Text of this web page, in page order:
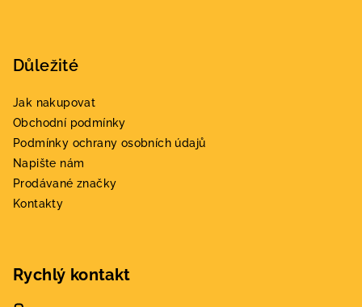
Důležité
Jak nakupovat
Obchodní podmínky
Podmínky ochrany osobních údajů
Napište nám
Prodávané značky
Kontakty
Rychlý kontakt